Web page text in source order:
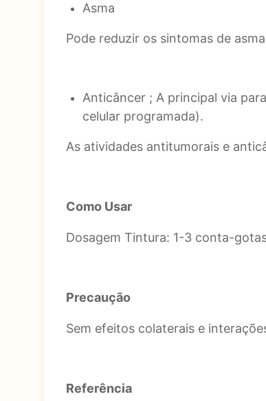
Asma
Pode reduzir os sintomas de
Anticâncer ; A principal via
celular programada).
As atividades antitumorais e
Como Usar
Dosagem Tintura: 1-3 conta-
Precaução
Sem efeitos colaterais e
Referência